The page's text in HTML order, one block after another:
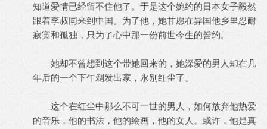
知道爱情已经留不住他了。于是这个婉约的日本女子毅然
跟着李叔同来到中国。为了他，她甘愿在异国他乡里忍耐
寂寞和孤独，只为了心中那一份前世今生的誓约。
她却不曾想到这个带她回来的，她深爱的男人却在几
年后的一个下午剃发出家，永别红尘了。
这个在红尘中那么不可一世的男人，如何放弃他热爱
的音乐，他的书法，他的绘画，他的女人。或许，他是真